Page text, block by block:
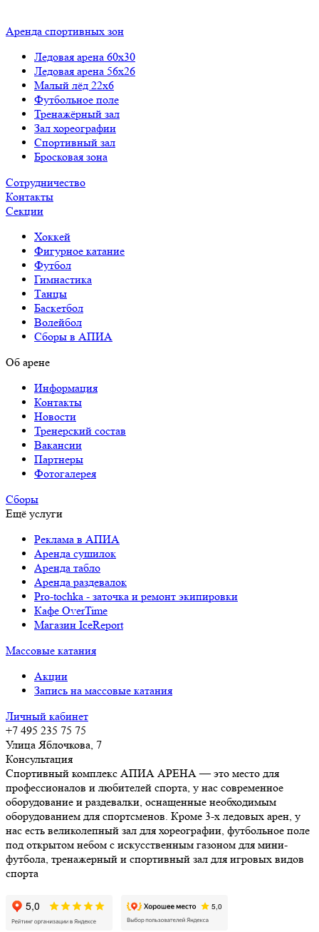
Аренда спортивных зон
Ледовая арена 60x30
Ледовая арена 56x26
Малый лёд 22x6
Футбольное поле
Тренажёрный зал
Зал хореографии
Спортивный зал
Бросковая зона
Сотрудничество
Контакты
Cекции
Хоккей
Фигурное катание
Футбол
Гимнастика
Танцы
Баскетбол
Волейбол
Сборы в АПИА
Об арене
Информация
Контакты
Новости
Тренерский состав
Вакансии
Партнеры
Фотогалерея
Сборы
Ещё услуги
Реклама в АПИА
Аренда сушилок
Аренда табло
Аренда раздевалок
Pro-tochka - заточка и ремонт экипировки
Кафе OverTime
Магазин IceReport
Массовые катания
Акции
Запись на массовые катания
Личный кабинет
+7 495 235 75 75
Улица Яблочкова, 7
Консультация
Спортивный комплекс АПИА АРЕНА — это место для
профессионалов и любителей спорта, у нас современное
оборудование и раздевалки, оснащенные необходимым
оборудованием для спортсменов. Кроме 3-х ледовых арен, у
нас есть великолепный зал для хореографии, футбольное поле
под открытом небом с искусственным газоном для мини-
футбола, тренажерный и спортивный зал для игровых видов
спорта